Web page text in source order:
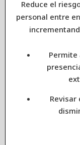
Reduce el
personal entre
Permite
Revisar